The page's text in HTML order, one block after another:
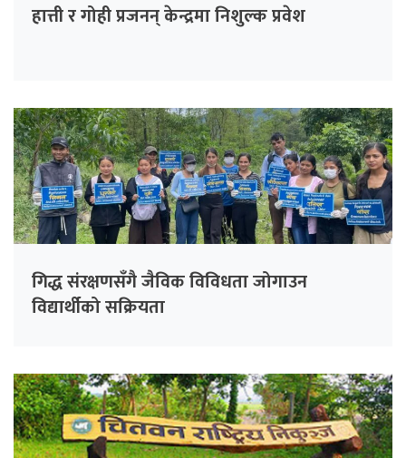
हात्ती र गोही प्रजनन् केन्द्रमा निशुल्क प्रवेश
गिद्ध संरक्षणसँगै जैविक विविधता जोगाउन
विद्यार्थीको सक्रियता